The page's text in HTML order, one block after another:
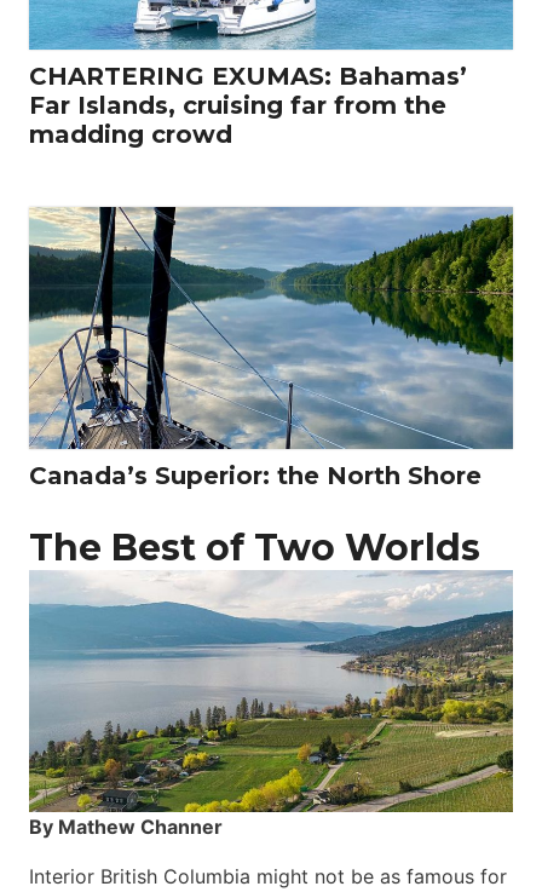
CHARTERING EXUMAS: Bahamas’
Far Islands, cruising far from the
madding crowd
Canada’s Superior: the North Shore
The Best of Two Worlds
By Mathew Channer
Interior British Columbia might not be as famous for